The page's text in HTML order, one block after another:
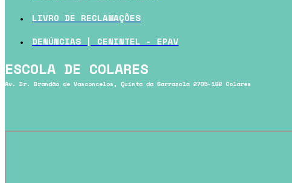
LIVRO DE RECLAMAÇÕES
DENÚNCIAS | CENINTEL - EPAV
ESCOLA DE COLARES
Av. Dr. Brandão de Vasconcelos, Quinta da Sarrazola 2705-182 Colares